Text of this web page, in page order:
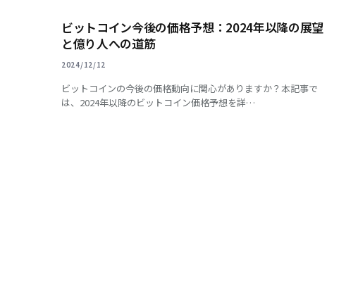
ビットコイン今後の価格予想：2024年以降の展望
と億り人への道筋
2024/12/12
ビットコインの今後の価格動向に関心がありますか？本記事で
は、2024年以降のビットコイン価格予想を詳…